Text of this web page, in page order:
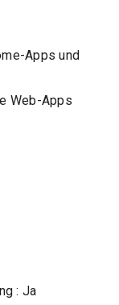
Apps und
Web-Apps
: Ja